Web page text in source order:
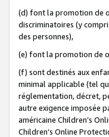
(d) font la promotion de
discriminatoires (y
des personnes),
(e) font la promotion de
(f) sont destinés aux
minimal applicable (tel
réglementation, décret,
autre exigence imposée
américaine Children’s
Children’s Online